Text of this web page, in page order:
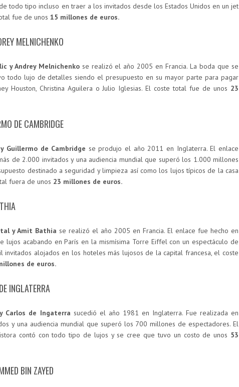
todo tipo incluso en traer a los invitados desde los Estados Unidos en un jet
fue de unos 15 millones de euros.
MELNICHENKO
y Andrey Melnichenkose realizó el año 2005 en Francia. La boda que se
todo lujo de detalles siendo el presupuesto en su mayor parte para pagar
Houston, Christina Aguilera o Julio Iglesias. El coste total fue de unos 23
DE CAMBRIDGE
Guillermo de Cambridge se produjo el año 2011 en Inglaterra. El enlace
de 2.000 invitados y una audiencia mundial que superó los 1.000 millones
destinado a seguridad y limpieza así como los lujos típicos de la casa
fuera de unos 23 millones de euros.
y Amit Bathia se realizó el año 2005 en Francia. El enlace fue hecho en
lujos acabando en París en la mismísima Torre Eiffel con un espectáculo de
invitados alojados en los hoteles más lujosos de la capital francesa, el coste
de euros.
INGLATERRA
Carlos de Ingaterra sucedió el año 1981 en Inglaterra. Fue realizada en
y una audiencia mundial que superó los 700 millones de espectadores. El
contó con todo tipo de lujos y se cree que tuvo un costo de unos 53
BIN ZAYED